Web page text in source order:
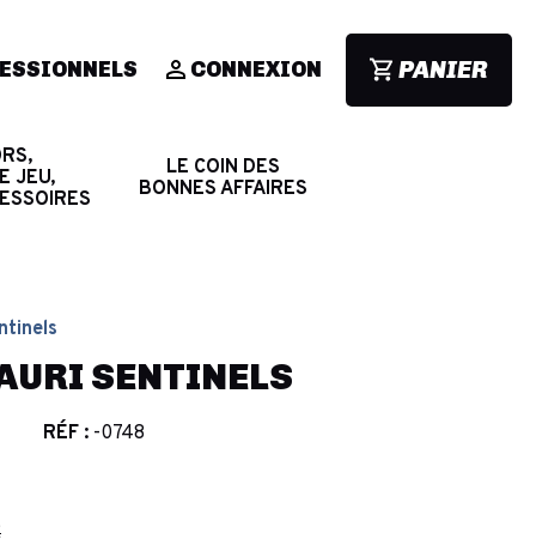
CONNEXION PANIER
JEU,
LE COIN DES
BONNES AFFAIRES
SENTINELS
RÉF : -0748